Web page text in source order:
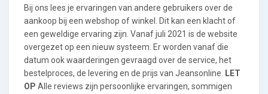
Bij ons lees je ervaringen van andere gebruikers over de
aankoop bij een webshop of winkel. Dit kan een klacht of
een geweldige ervaring zijn. Vanaf juli 2021 is de website
overgezet op een nieuw systeem. Er worden vanaf die
datum ook waarderingen gevraagd over de service, het
bestelproces, de levering en de prijs van Jeansonline.
LET
OP Alle reviews zijn persoonlijke ervaringen, sommigen